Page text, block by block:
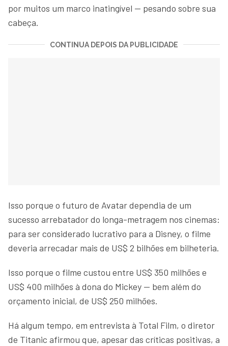
por muitos um marco inatingível — pesando sobre sua
cabeça.
CONTINUA DEPOIS DA PUBLICIDADE
Isso porque o futuro de Avatar dependia de um
sucesso arrebatador do longa-metragem nos cinemas:
para ser considerado lucrativo para a Disney, o filme
deveria arrecadar mais de US$ 2 bilhões em bilheteria.
Isso porque o filme custou entre US$ 350 milhões e
US$ 400 milhões à dona do Mickey — bem além do
orçamento inicial, de US$ 250 milhões.
Há algum tempo, em entrevista à Total Film, o diretor
de Titanic afirmou que, apesar das críticas positivas, a